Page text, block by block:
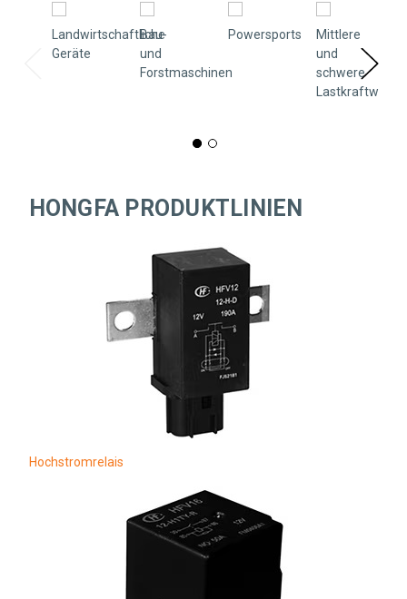
Landwirtschaftliche
Geräte
Bau-
und
Forstmaschinen
Powersports
Mittlere
und
schwere
Lastkraftwagen
HONGFA PRODUKTLINIEN
Hochstromrelais